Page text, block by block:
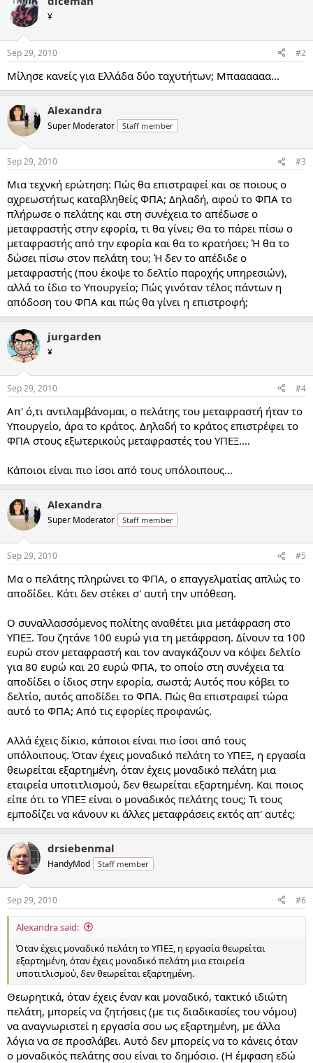
¥
Sep 29, 2010 #2
Μίλησε κανείς για Ελλάδα δύο ταχυτήτων; Μπαααααα...
Alexandra
Super Moderator Staff member
Sep 29, 2010 #3
Μια τεχνκή ερώτηση: Πώς θα επιστραφεί και σε ποιους ο
αχρεωστήτως καταβληθείς ΦΠΑ; Δηλαδή, αφού το ΦΠΑ το
πλήρωσε ο πελάτης και στη συνέχεια το απέδωσε ο
μεταφραστής στην εφορία, τι θα γίνει; Θα το πάρει πίσω ο
μεταφραστής από την εφορία και θα το κρατήσει; Ή θα το
δώσει πίσω στον πελάτη του; Ή δεν το απέδιδε ο
μεταφραστής (που έκοψε το δελτίο παροχής υπηρεσιών),
αλλά το ίδιο το Υπουργείο; Πώς γινόταν τέλος πάντων η
απόδοση του ΦΠΑ και πώς θα γίνει η επιστροφή;
jurgarden
¥
Sep 29, 2010 #4
Απ' ό,τι αντιλαμβάνομαι, ο πελάτης του μεταφραστή ήταν το
Υπουργείο, άρα το κράτος. Δηλαδή το κράτος επιστρέφει το
ΦΠΑ στους εξωτερικούς μεταφραστές του ΥΠΕΞ....
Κάποιοι είναι πιο ίσοι από τους υπόλοιπους...
Alexandra
Super Moderator Staff member
Sep 29, 2010 #5
Μα ο πελάτης πληρώνει το ΦΠΑ, ο επαγγελματίας απλώς το
αποδίδει. Κάτι δεν στέκει σ' αυτή την υπόθεση.
Ο συναλλασσόμενος πολίτης αναθέτει μια μετάφραση στο
ΥΠΕΞ. Του ζητάνε 100 ευρώ για τη μετάφραση. Δίνουν τα 100
ευρώ στον μεταφραστή και τον αναγκάζουν να κόψει δελτίο
για 80 ευρώ και 20 ευρώ ΦΠΑ, το οποίο στη συνέχεια τα
αποδίδει ο ίδιος στην εφορία, σωστά; Αυτός που κόβει το
δελτίο, αυτός αποδίδει το ΦΠΑ. Πώς θα επιστραφεί τώρα
αυτό το ΦΠΑ; Από τις εφορίες προφανώς.
Αλλά έχεις δίκιο, κάποιοι είναι πιο ίσοι από τους
υπόλοιπους. Όταν έχεις μοναδικό πελάτη το ΥΠΕΞ, η εργασία
θεωρείται εξαρτημένη, όταν έχεις μοναδικό πελάτη μια
εταιρεία υποτιτλισμού, δεν θεωρείται εξαρτημένη. Και ποιος
είπε ότι το ΥΠΕΞ είναι ο μοναδικός πελάτης τους; Τι τους
εμποδίζει να κάνουν κι άλλες μεταφράσεις εκτός απ' αυτές;
drsiebenmal
HandyMod Staff member
Sep 29, 2010 #6
Alexandra said:
Όταν έχεις μοναδικό πελάτη το ΥΠΕΞ, η εργασία θεωρείται
εξαρτημένη, όταν έχεις μοναδικό πελάτη μια εταιρεία
υποτιτλισμού, δεν θεωρείται εξαρτημένη.
Θεωρητικά, όταν έχεις έναν και μοναδικό, τακτικό ιδιώτη
πελάτη, μπορείς να ζητήσεις (με τις διαδικασίες του νόμου)
να αναγνωριστεί η εργασία σου ως εξαρτημένη, με άλλα
λόγια να σε προσλάβει. Αυτό δεν μπορείς να το κάνεις όταν
ο μοναδικός πελάτης σου είναι το δημόσιο. (Η έμφαση εδώ